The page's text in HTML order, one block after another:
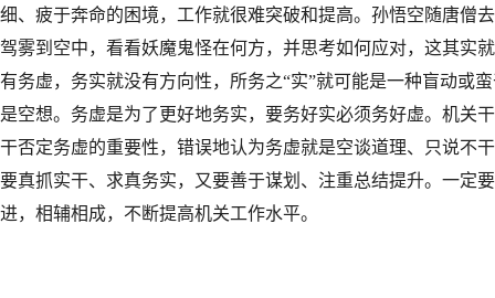
细、疲于奔命的困境，工作就很难突破和提高。孙悟空随唐僧
驾雾到空中，看看妖魔鬼怪在何方，并思考如何应对，这其实
有务虚，务实就没有方向性，所务之“实”就可能是一种盲动或
是空想。务虚是为了更好地务实，要务好实必须务好虚。机关
干否定务虚的重要性，错误地认为务虚就是空谈道理、只说不
要真抓实干、求真务实，又要善于谋划、注重总结提升。一定
进，相辅相成，不断提高机关工作水平。